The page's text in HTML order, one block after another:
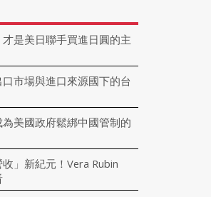
才是美日聯手買進日圓的主
市場與進口來源國下的台
美國政府鬆綁中國管制的
」新紀元！Vera Rubin